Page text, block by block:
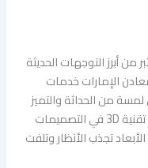
من أبرز التوجهات الحديثة
الإمارات خدمات
من الحداثة والتميز
على واجهات المحلات التجارية. إن استخدام تقنية 3D في التصميمات
تجذب الأنظار وتلفت